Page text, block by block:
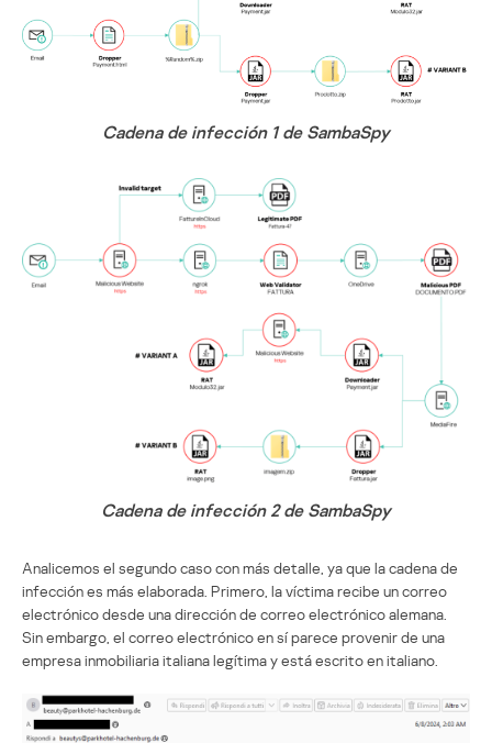
Cadena de infección 1 de SambaSpy
Cadena de infección 2 de SambaSpy
Analicemos el segundo caso con más detalle, ya que la cadena de
infección es más elaborada. Primero, la víctima recibe un correo
electrónico desde una dirección de correo electrónico alemana.
Sin embargo, el correo electrónico en sí parece provenir de una
empresa inmobiliaria italiana legítima y está escrito en italiano.